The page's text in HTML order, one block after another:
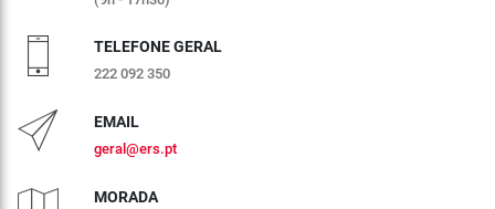
TELEFONE GERAL
222 092 350
EMAIL
geral@ers.pt
MORADA